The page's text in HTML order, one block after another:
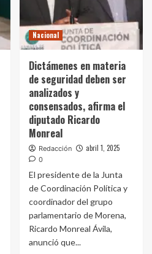
Nacional
Dictámenes en materia
de seguridad deben ser
analizados y
consensados, afirma el
diputado Ricardo
Monreal
Redacción abril 1, 2025
0
El presidente de la Junta
de Coordinación Política y
coordinador del grupo
parlamentario de Morena,
Ricardo Monreal Ávila,
anunció que...